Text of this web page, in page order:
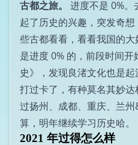
古都之旅。
进度不是 0%。
起了历史的兴趣，突发奇
些古都看看，看看我国的
是进度 0% 的，前段时间
史》，发现良渚文化也是
打过卡了，有种莫名其妙
过扬州、成都、重庆、兰
算，明年继续学习历史哈。
2021 年过得怎么样